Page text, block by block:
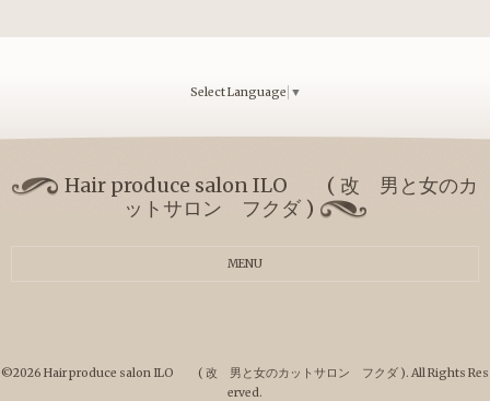
Select Language ▼
Hair produce salon ILO ( 改 男と女のカ
ットサロン フクダ )
MENU
©2026 Hair produce salon ILO ( 改 男と女のカットサロン フクダ ). All Rights Res
erved.